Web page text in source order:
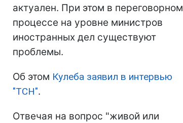
актуален. При этом в переговорном
процессе на уровне министров
иностранных дел существуют
проблемы.
Об этом Кулеба заявил в интервью
"ТСН".
Отвечая на вопрос "живой или